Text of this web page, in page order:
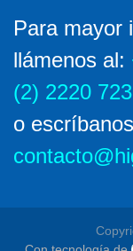
Para mayor
llámenos al
2220 7236
o